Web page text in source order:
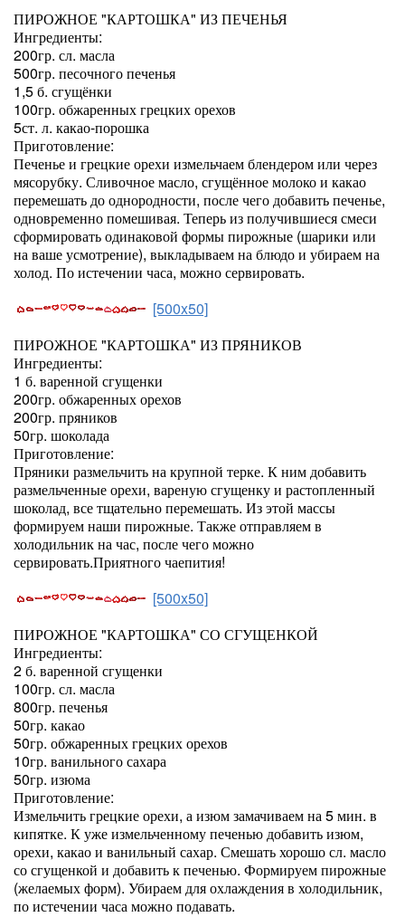
ПИРОЖНОЕ "КАРТОШКА" ИЗ ПЕЧЕНЬЯ
Ингредиенты:
200гр. сл. масла
500гр. песочного печенья
1,5 б. сгущёнки
100гр. обжаренных грецких орехов
5ст. л. какао-порошка
Приготовление:
Печенье и грецкие орехи измельчаем блендером или через
мясорубку. Сливочное масло, сгущённое молоко и какао
перемешать до однородности, после чего добавить печенье,
одновременно помешивая. Теперь из получившиеся смеси
сформировать одинаковой формы пирожные (шарики или
на ваше усмотрение), выкладываем на блюдо и убираем на
холод. По истечении часа, можно сервировать.
[500x50]
ПИРОЖНОЕ "КАРТОШКА" ИЗ ПРЯНИКОВ
Ингредиенты:
1 б. варенной сгущенки
200гр. обжаренных орехов
200гр. пряников
50гр. шоколада
Приготовление:
Пряники размельчить на крупной терке. К ним добавить
размельченные орехи, вареную сгущенку и растопленный
шоколад, все тщательно перемешать. Из этой массы
формируем наши пирожные. Также отправляем в
холодильник на час, после чего можно
сервировать.Приятного чаепития!
[500x50]
ПИРОЖНОЕ "КАРТОШКА" СО СГУЩЕНКОЙ
Ингредиенты:
2 б. варенной сгущенки
100гр. сл. масла
800гр. печенья
50гр. какао
50гр. обжаренных грецких орехов
10гр. ванильного сахара
50гр. изюма
Приготовление:
Измельчить грецкие орехи, а изюм замачиваем на 5 мин. в
кипятке. К уже измельченному печенью добавить изюм,
орехи, какао и ванильный сахар. Смешать хорошо сл. масло
со сгущенкой и добавить к печенью. Формируем пирожные
(желаемых форм). Убираем для охлаждения в холодильник,
по истечении часа можно подавать.